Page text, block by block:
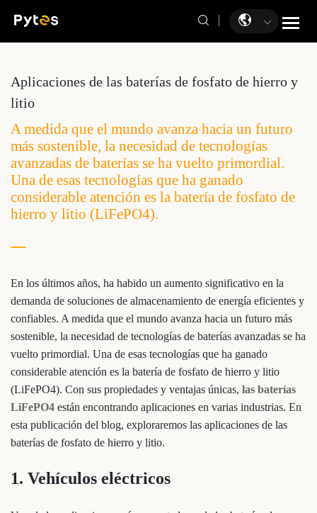
Aplicaciones de las baterías de fosfato de hierro y
litio
A medida que el mundo avanza hacia un futuro
más sostenible, la necesidad de tecnologías
avanzadas de baterías se ha vuelto primordial.
Una de esas tecnologías que ha ganado
considerable atención es la batería de fosfato de
hierro y litio (LiFePO4).
En los últimos años, ha habido un aumento significativo en la
demanda de soluciones de almacenamiento de energía eficientes y
confiables. A medida que el mundo avanza hacia un futuro más
sostenible, la necesidad de tecnologías de baterías avanzadas se ha
vuelto primordial. Una de esas tecnologías que ha ganado
considerable atención es la batería de fosfato de hierro y litio
(LiFePO4). Con sus propiedades y ventajas únicas, las baterías
LiFePO4 están encontrando aplicaciones en varias industrias. En
esta publicación del blog, exploraremos las aplicaciones de las
baterías de fosfato de hierro y litio.
1. Vehículos eléctricos